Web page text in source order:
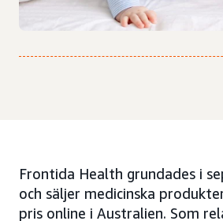
Frontida Health grundades i
och säljer medicinska
pris online i Australien. Som